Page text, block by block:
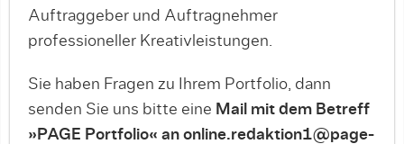
Auftraggeber und Auftragnehmer
professioneller Kreativleistungen.
Sie haben Fragen zu Ihrem Portfolio, dann
senden Sie uns bitte eine Mail mit dem Betreff
»PAGE Portfolio« an online.redaktion1@page-